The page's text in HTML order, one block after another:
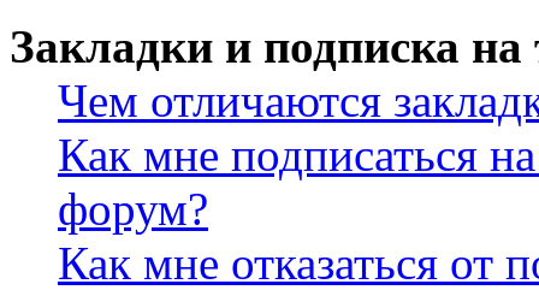
Закладки и подписка
Чем отличаются
Как мне подписаться
форум?
Как мне отказаться от